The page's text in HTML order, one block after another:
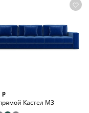
р
Кастел М3